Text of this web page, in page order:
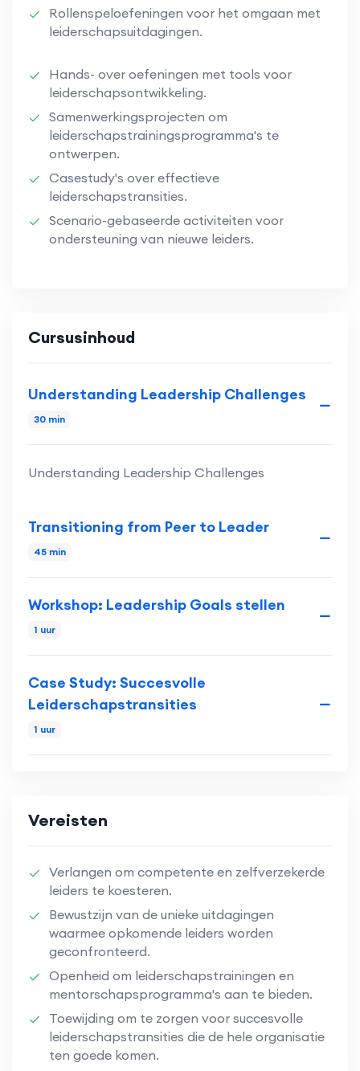
Rollenspeloefeningen voor het omgaan met
leiderschapsuitdagingen.
Hands- over oefeningen met tools voor
leiderschapsontwikkeling.
Samenwerkingsprojecten om
leiderschapstrainingsprogramma's te
ontwerpen.
Casestudy's over effectieve
leiderschapstransities.
Scenario-gebaseerde activiteiten voor
ondersteuning van nieuwe leiders.
Cursusinhoud
Understanding Leadership Challenges
30 min
Understanding Leadership Challenges
Transitioning from Peer to Leader
45 min
Workshop: Leadership Goals stellen
1 uur
Case Study: Succesvolle
Leiderschapstransities
1 uur
Vereisten
Verlangen om competente en zelfverzekerde
leiders te koesteren.
Bewustzijn van de unieke uitdagingen
waarmee opkomende leiders worden
geconfronteerd.
Openheid om leiderschapstrainingen en
mentorschapsprogramma's aan te bieden.
Toewijding om te zorgen voor succesvolle
leiderschapstransities die de hele organisatie
ten goede komen.